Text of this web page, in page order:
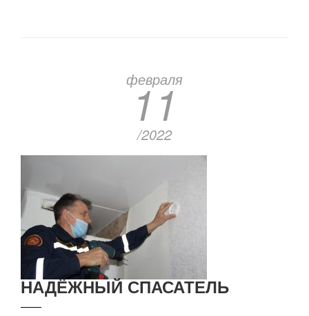
февраля
11
/2022
НАДЁЖНЫЙ СПАСАТЕЛЬ